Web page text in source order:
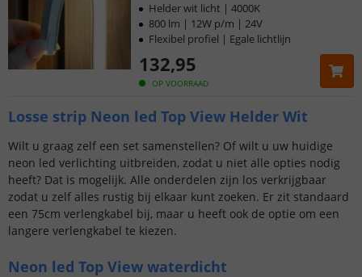
OP VOORRAAD
132,95
Helder wit licht | 4000K
800 lm | 12W p/m | 24V
Flexibel profiel | Egale lichtlijn
Losse strip Neon led Top View Helder Wit
Wilt u graag zelf een set samenstellen? Of wilt u uw huidige
neon led verlichting uitbreiden, zodat u niet alle opties nodig
heeft? Dat is mogelijk. Alle onderdelen zijn los verkrijgbaar
zodat u zelf alles rustig bij elkaar kunt zoeken. Er zit standaard
een 75cm verlengkabel bij, maar u heeft ook de optie om een
langere verlengkabel te kiezen.
Neon led Top View waterdicht